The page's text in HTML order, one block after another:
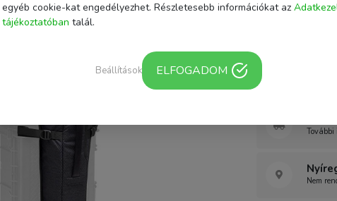
Cikkszám: MB_PL-
táska
További
Nem
egyéb cookie-kat engedélyezhet. Részletesebb információkat az
tájékoztatóban talál.
Beállítások ELFOGADOM